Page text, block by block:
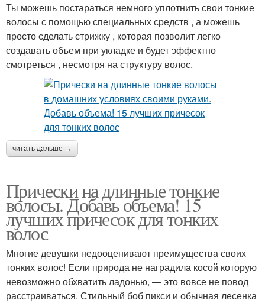
Ты можешь постараться немного уплотнить свои тонкие
волосы с помощью специальных средств , а можешь
просто сделать стрижку , которая позволит легко
создавать объем при укладке и будет эффектно
смотреться , несмотря на структуру волос.
читать дальше →
Прически на длинные тонкие
волосы. Добавь объема! 15
лучших причесок для тонких
волос
Многие девушки недооценивают преимущества своих
тонких волос! Если природа не наградила косой которую
невозможно обхватить ладонью, — это вовсе не повод
расстраиваться. Стильный боб пикси и обычная лесенка